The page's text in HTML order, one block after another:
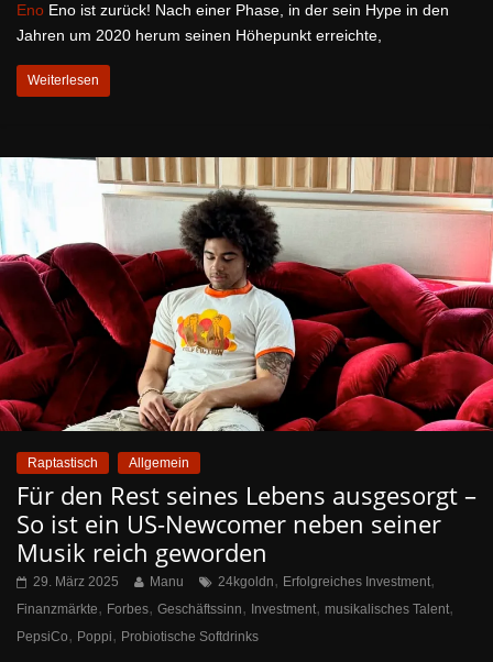
Eno Eno ist zurück! Nach einer Phase, in der sein Hype in den
Jahren um 2020 herum seinen Höhepunkt erreichte,
Weiterlesen
Raptastisch Allgemein
Für den Rest seines Lebens ausgesorgt –
So ist ein US-Newcomer neben seiner
Musik reich geworden
29. März 2025 Manu 24kgoldn, Erfolgreiches Investment,
Finanzmärkte, Forbes, Geschäftssinn, Investment, musikalisches Talent,
PepsiCo, Poppi, Probiotische Softdrinks